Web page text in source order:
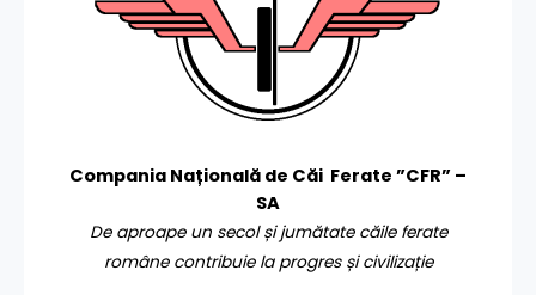
Compania Națională de Căi Ferate ”CFR” –
SA
De aproape un secol și jumătate căile ferate
române contribuie la progres și civilizație